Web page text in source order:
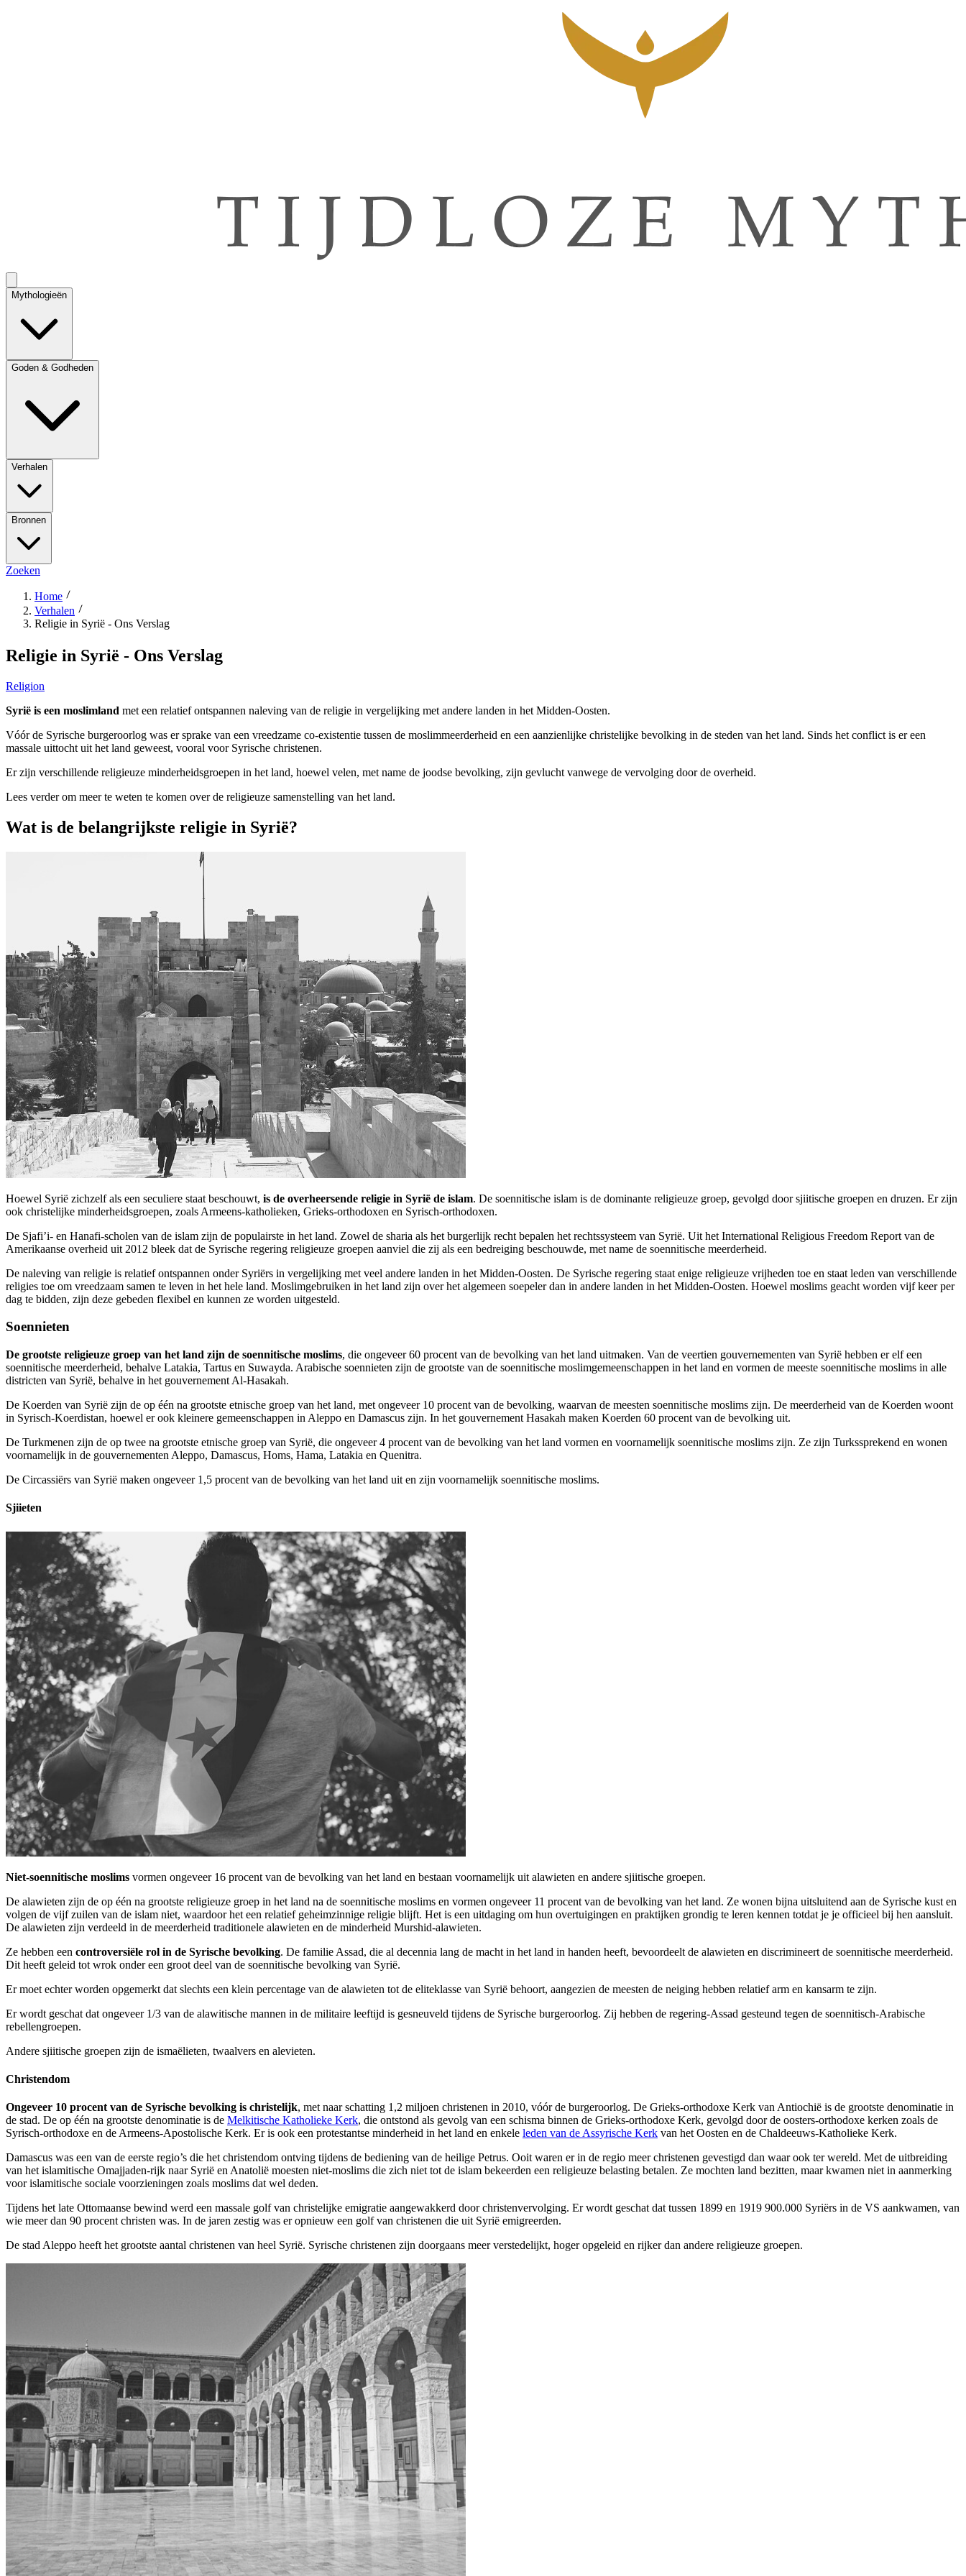
Mythologieën
Goden & Godheden
Verhalen
Bronnen
Zoeken
Home
Verhalen
Religie in Syrië - Ons Verslag
Religie in Syrië - Ons Verslag
Religion
Syrië is een moslimland met een relatief ontspannen naleving van de religie in vergelijking met andere landen in het Midden-Oosten.
Vóór de Syrische burgeroorlog was er sprake van een vreedzame co-existentie tussen de moslimmeerderheid en een aanzienlijke christelijke bevolking in de steden van het land. Sinds het conflict is er een
massale uittocht uit het land geweest, vooral voor Syrische christenen.
Er zijn verschillende religieuze minderheidsgroepen in het land, hoewel velen, met name de joodse bevolking, zijn gevlucht vanwege de vervolging door de overheid.
Lees verder om meer te weten te komen over de religieuze samenstelling van het land.
Wat is de belangrijkste religie in Syrië?
Hoewel Syrië zichzelf als een seculiere staat beschouwt, is de overheersende religie in Syrië de islam. De soennitische islam is de dominante religieuze groep, gevolgd door sjiitische groepen en druzen. Er zijn
ook christelijke minderheidsgroepen, zoals Armeens-katholieken, Grieks-orthodoxen en Syrisch-orthodoxen.
De Sjafi’i- en Hanafi-scholen van de islam zijn de populairste in het land. Zowel de sharia als het burgerlijk recht bepalen het rechtssysteem van Syrië. Uit het International Religious Freedom Report van de
Amerikaanse overheid uit 2012 bleek dat de Syrische regering religieuze groepen aanviel die zij als een bedreiging beschouwde, met name de soennitische meerderheid.
De naleving van religie is relatief ontspannen onder Syriërs in vergelijking met veel andere landen in het Midden-Oosten. De Syrische regering staat enige religieuze vrijheden toe en staat leden van verschillende
religies toe om vreedzaam samen te leven in het hele land. Moslimgebruiken in het land zijn over het algemeen soepeler dan in andere landen in het Midden-Oosten. Hoewel moslims geacht worden vijf keer per
dag te bidden, zijn deze gebeden flexibel en kunnen ze worden uitgesteld.
Soennieten
De grootste religieuze groep van het land zijn de soennitische moslims, die ongeveer 60 procent van de bevolking van het land uitmaken. Van de veertien gouvernementen van Syrië hebben er elf een
soennitische meerderheid, behalve Latakia, Tartus en Suwayda. Arabische soennieten zijn de grootste van de soennitische moslimgemeenschappen in het land en vormen de meeste soennitische moslims in alle
districten van Syrië, behalve in het gouvernement Al-Hasakah.
De Koerden van Syrië zijn de op één na grootste etnische groep van het land, met ongeveer 10 procent van de bevolking, waarvan de meesten soennitische moslims zijn. De meerderheid van de Koerden woont
in Syrisch-Koerdistan, hoewel er ook kleinere gemeenschappen in Aleppo en Damascus zijn. In het gouvernement Hasakah maken Koerden 60 procent van de bevolking uit.
De Turkmenen zijn de op twee na grootste etnische groep van Syrië, die ongeveer 4 procent van de bevolking van het land vormen en voornamelijk soennitische moslims zijn. Ze zijn Turkssprekend en wonen
voornamelijk in de gouvernementen Aleppo, Damascus, Homs, Hama, Latakia en Quenitra.
De Circassiërs van Syrië maken ongeveer 1,5 procent van de bevolking van het land uit en zijn voornamelijk soennitische moslims.
Sjiieten
Niet-soennitische moslims vormen ongeveer 16 procent van de bevolking van het land en bestaan voornamelijk uit alawieten en andere sjiitische groepen.
De alawieten zijn de op één na grootste religieuze groep in het land na de soennitische moslims en vormen ongeveer 11 procent van de bevolking van het land. Ze wonen bijna uitsluitend aan de Syrische kust en
volgen de vijf zuilen van de islam niet, waardoor het een relatief geheimzinnige religie blijft. Het is een uitdaging om hun overtuigingen en praktijken grondig te leren kennen totdat je je officieel bij hen aansluit.
De alawieten zijn verdeeld in de meerderheid traditionele alawieten en de minderheid Murshid-alawieten.
Ze hebben een controversiële rol in de Syrische bevolking. De familie Assad, die al decennia lang de macht in het land in handen heeft, bevoordeelt de alawieten en discrimineert de soennitische meerderheid.
Dit heeft geleid tot wrok onder een groot deel van de soennitische bevolking van Syrië.
Er moet echter worden opgemerkt dat slechts een klein percentage van de alawieten tot de eliteklasse van Syrië behoort, aangezien de meesten de neiging hebben relatief arm en kansarm te zijn.
Er wordt geschat dat ongeveer 1/3 van de alawitische mannen in de militaire leeftijd is gesneuveld tijdens de Syrische burgeroorlog. Zij hebben de regering-Assad gesteund tegen de soennitisch-Arabische
rebellengroepen.
Andere sjiitische groepen zijn de ismaëlieten, twaalvers en alevieten.
Christendom
Ongeveer 10 procent van de Syrische bevolking is christelijk, met naar schatting 1,2 miljoen christenen in 2010, vóór de burgeroorlog. De Grieks-orthodoxe Kerk van Antiochië is de grootste denominatie in
de stad. De op één na grootste denominatie is de Melkitische Katholieke Kerk, die ontstond als gevolg van een schisma binnen de Grieks-orthodoxe Kerk, gevolgd door de oosters-orthodoxe kerken zoals de
Syrisch-orthodoxe en de Armeens-Apostolische Kerk. Er is ook een protestantse minderheid in het land en enkele leden van de Assyrische Kerk van het Oosten en de Chaldeeuws-Katholieke Kerk.
Damascus was een van de eerste regio’s die het christendom ontving tijdens de bediening van de heilige Petrus. Ooit waren er in de regio meer christenen gevestigd dan waar ook ter wereld. Met de uitbreiding
van het islamitische Omajjaden-rijk naar Syrië en Anatolië moesten niet-moslims die zich niet tot de islam bekeerden een religieuze belasting betalen. Ze mochten land bezitten, maar kwamen niet in aanmerking
voor islamitische sociale voorzieningen zoals moslims dat wel deden.
Tijdens het late Ottomaanse bewind werd een massale golf van christelijke emigratie aangewakkerd door christenvervolging. Er wordt geschat dat tussen 1899 en 1919 900.000 Syriërs in de VS aankwamen, van
wie meer dan 90 procent christen was. In de jaren zestig was er opnieuw een golf van christenen die uit Syrië emigreerden.
De stad Aleppo heeft het grootste aantal christenen van heel Syrië. Syrische christenen zijn doorgaans meer verstedelijkt, hoger opgeleid en rijker dan andere religieuze groepen.